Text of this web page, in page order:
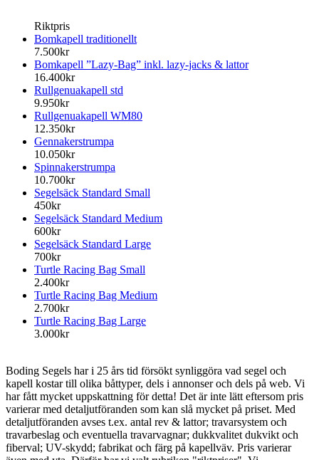
Riktpris
Bomkapell traditionellt
7.500kr
Bomkapell ”Lazy-Bag” inkl. lazy-jacks & lattor
16.400kr
Rullgenuakapell std
9.950kr
Rullgenuakapell WM80
12.350kr
Gennakerstrumpa
10.050kr
Spinnakerstrumpa
10.700kr
Segelsäck Standard Small
450kr
Segelsäck Standard Medium
600kr
Segelsäck Standard Large
700kr
Turtle Racing Bag Small
2.400kr
Turtle Racing Bag Medium
2.700kr
Turtle Racing Bag Large
3.000kr
Boding Segels har i 25 års tid försökt synliggöra vad segel och
kapell kostar till olika båttyper, dels i annonser och dels på web. Vi
har fått mycket uppskattning för detta! Det är inte lätt eftersom pris
varierar med detaljutföranden som kan slå mycket på priset. Med
detaljutföranden avses t.ex. antal rev & lattor; travarsystem och
travarbeslag och eventuella travarvagnar; dukkvalitet dukvikt och
fiberval; UV-skydd; fabrikat och färg på kapellväv. Pris varierar